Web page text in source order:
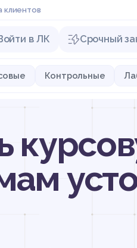
в ЛК Срочный
Контрольные